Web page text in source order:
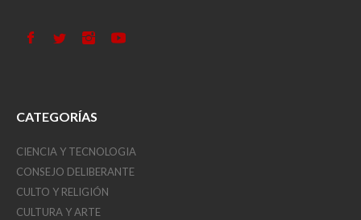
CATEGORÍAS
CIENCIA Y TECNOLOGIA
CONSEJO DELIBERANTE
CULTO Y RELIGIÓN
CULTURA Y ARTE